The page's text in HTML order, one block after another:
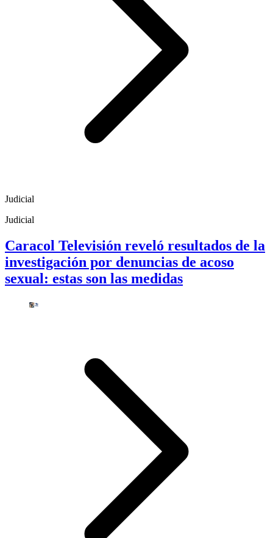
Judicial
Judicial
Caracol Televisión reveló resultados de la
investigación por denuncias de acoso
sexual: estas son las medidas